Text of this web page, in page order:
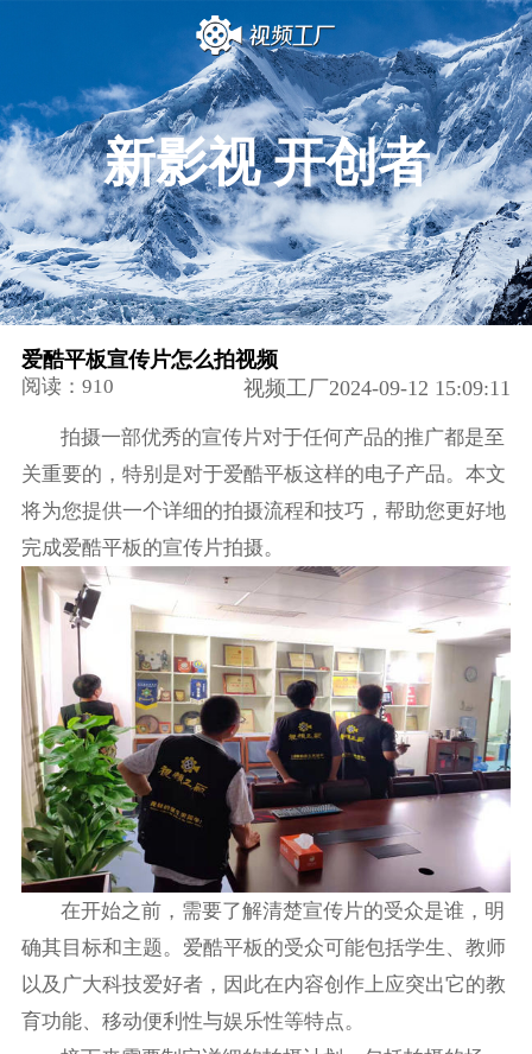
新影视 开创者
爱酷平板宣传片怎么拍视频
阅读：910 视频工厂2024-09-12 15:09:11
拍摄一部优秀的宣传片对于任何产品的推广都是至
关重要的，特别是对于爱酷平板这样的电子产品。本文
将为您提供一个详细的拍摄流程和技巧，帮助您更好地
完成爱酷平板的宣传片拍摄。
在开始之前，需要了解清楚宣传片的受众是谁，明
确其目标和主题。爱酷平板的受众可能包括学生、教师
以及广大科技爱好者，因此在内容创作上应突出它的教
育功能、移动便利性与娱乐性等特点。